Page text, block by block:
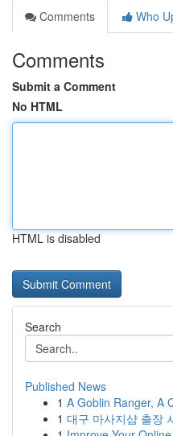
Comments
Who
Comments
Submit a Comment
No HTML
HTML is disabled
Search
Published News
1 A Goblin Ranger, A
1 대구 마사지샵 출장